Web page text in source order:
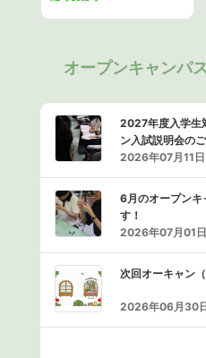
オープンキャンパ
2027年度入学生
ン入試説明会の
2026年07月11日
6月のオープンキ
す！
2026年07月01日
次回オーキャン
2026年06月30